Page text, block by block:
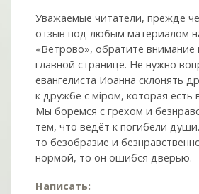
Уважаемые читатели, прежде
отзыв под любым материалом
«Ветрово», обратите внимание
главной странице. Не нужно
евангелиста Иоанна склонять
к дружбе с мiром, которая есть
Мы боремся с грехом и
тем, что ведёт к погибели
то безобразие и
нормой, то он ошибся дверью.
Написать: